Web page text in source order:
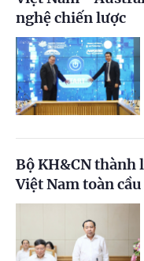
nghệ chiến lược
Bộ KH&CN thành
Việt Nam toàn cầu